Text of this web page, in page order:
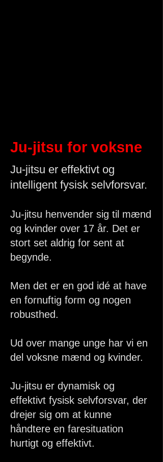
Ju-jitsu for voksne
Ju-jitsu er effektivt og
intelligent fysisk selvforsvar.
Ju-jitsu henvender sig til mænd
og kvinder over 17 år. Det er
stort set aldrig for sent at
begynde.
Men det er en god idé at have
en fornuftig form og nogen
robusthed.
Ud over mange unge har vi en
del voksne mænd og kvinder.
Ju-jitsu er dynamisk og
effektivt fysisk selvforsvar, der
drejer sig om at kunne
håndtere en faresituation
hurtigt og effektivt.